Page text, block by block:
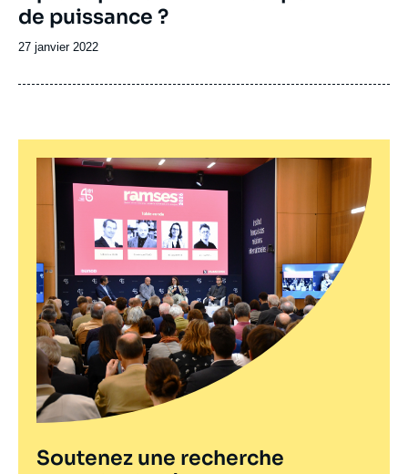
de puissance ?
Date
publication
27 janvier 2022
Soutenez une recherche